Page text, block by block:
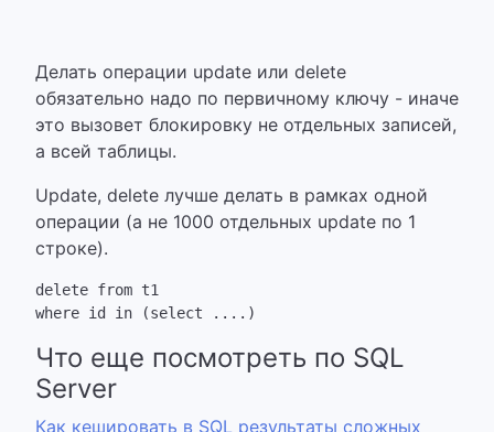
Делать операции update или delete
обязательно надо по первичному ключу - иначе
это вызовет блокировку не отдельных записей,
а всей таблицы.
Update, delete лучше делать в рамках одной
операции (а не 1000 отдельных update по 1
строке).
delete from t1
where id in (select ....)
Что еще посмотреть по SQL
Server
Как кешировать в SQL результаты сложных